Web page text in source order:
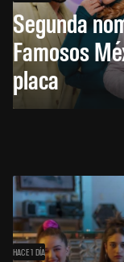
Segunda
Famosos
placa
HACE 1 DÍA